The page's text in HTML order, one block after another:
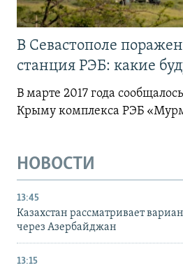
В Севастополе
станция РЭБ: какие
В марте 2017 года
Крыму комплекса РЭБ
НОВОСТИ
13:45
Казахстан рассматривает
через Азербайджан
13:15